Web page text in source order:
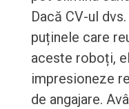
Dacă CV-ul
puținele care
aceste roboți,
impresioneze
de angajare.